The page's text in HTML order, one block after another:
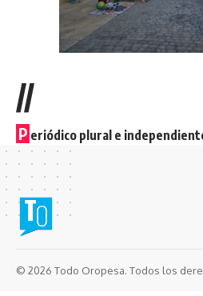
//
P eriódico plural e
© 2026 Todo Oropesa. Todos los